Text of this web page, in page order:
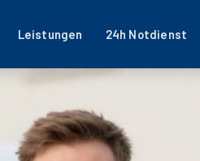
Leistungen 24h Notdienst